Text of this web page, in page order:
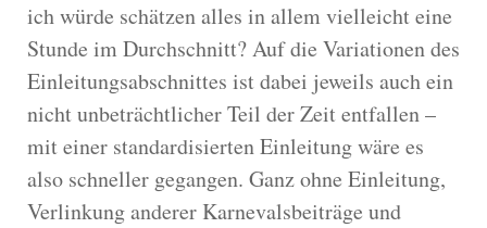
ich würde schätzen alles in allem vielleicht eine
Stunde im Durchschnitt? Auf die Variationen des
Einleitungsabschnittes ist dabei jeweils auch ein
nicht unbeträchtlicher Teil der Zeit entfallen –
mit einer standardisierten Einleitung wäre es
also schneller gegangen. Ganz ohne Einleitung,
Verlinkung anderer Karnevalsbeiträge und